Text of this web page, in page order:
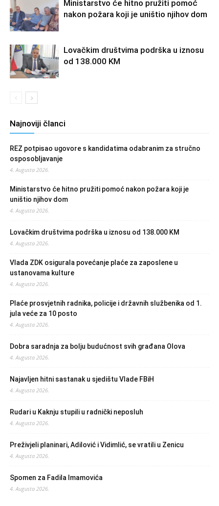
Ministarstvo će hitno pružiti pomoć
nakon požara koji je uništio njihov dom
Lovačkim društvima podrška u iznosu
od 138.000 KM
Najnoviji članci
REZ potpisao ugovore s kandidatima odabranim za stručno
osposobljavanje
4. Augusta 2026.
Ministarstvo će hitno pružiti pomoć nakon požara koji je
uništio njihov dom
4. Augusta 2026.
Lovačkim društvima podrška u iznosu od 138.000 KM
4. Augusta 2026.
Vlada ZDK osigurala povećanje plaće za zaposlene u
ustanovama kulture
4. Augusta 2026.
Plaće prosvjetnih radnika, policije i državnih službenika od 1.
jula veće za 10 posto
4. Augusta 2026.
Dobra saradnja za bolju budućnost svih građana Olova
4. Augusta 2026.
Najavljen hitni sastanak u sjedištu Vlade FBiH
4. Augusta 2026.
Rudari u Kaknju stupili u radnički neposluh
4. Augusta 2026.
Preživjeli planinari, Adilović i Vidimlić, se vratili u Zenicu
4. Augusta 2026.
Spomen za Fadila Imamovića
4. Augusta 2026.